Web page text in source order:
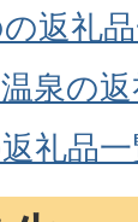
返礼
泉の
礼品